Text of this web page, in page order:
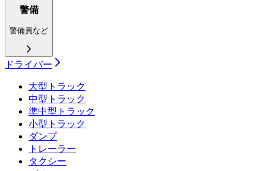
警備
警備員など
ドライバー
大型トラック
中型トラック
準中型トラック
小型トラック
ダンプ
トレーラー
タクシー